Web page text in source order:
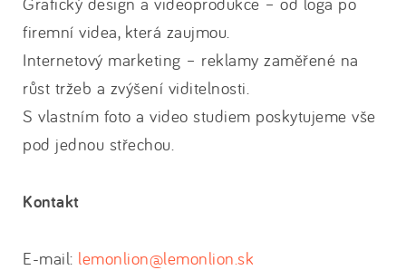
firemní videa, která zaujmou.
Internetový marketing – reklamy zaměřené na
růst tržeb a zvýšení viditelnosti.
S vlastním foto a video studiem poskytujeme vše
pod jednou střechou.
Kontakt
E-mail: lemonlion@lemonlion.sk